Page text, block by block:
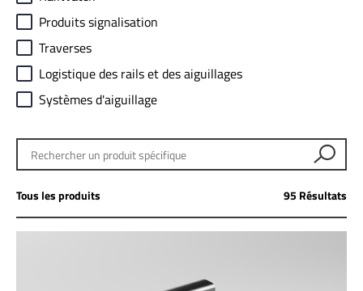
Rechercher un produit spécifique
Produits signalisation
Traverses
Logistique des rails et des aiguillages
Systèmes d'aiguillage
Tous les produits 95 Résultats